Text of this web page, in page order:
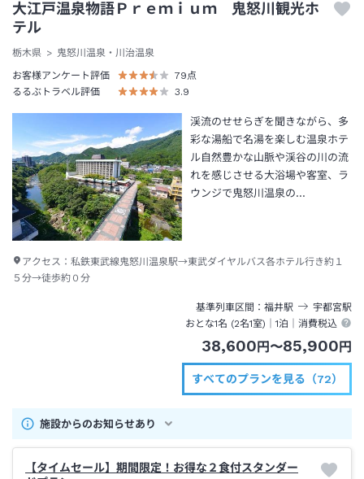
大江戸温泉物語Ｐｒｅｍｉｕｍ 鬼怒川観光ホ
テル
栃木県
鬼怒川温泉・川治温泉
お客様アンケート評価
79点
るるぶトラベル評価
3.9
渓流のせせらぎを聞きながら、多
彩な湯船で名湯を楽しむ温泉ホテ
ル自然豊かな山脈や渓谷の川の流
れを感じさせる大浴場や客室、ラ
ウンジで鬼怒川温泉の…
アクセス： 私鉄東武線鬼怒川温泉駅→東武ダイヤルバス各ホテル行き約１
５分→徒歩約０分
基準列車区間 福井駅 宇都宮駅
おとな1名 (2名1室)｜1泊 ｜消費税込
38,600 円 〜85,900 円
すべてのプランを見る（72）
施設からのお知らせあり
【タイムセール】期間限定！お得な２食付スタンダー